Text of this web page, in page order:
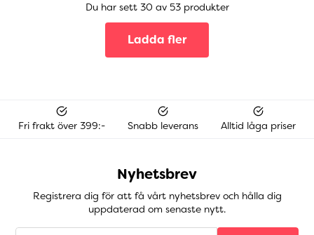
Du har sett 30 av 53 produkter
Ladda fler
Fri frakt över 399:- Snabb leverans Alltid låga priser
Nyhetsbrev
Registrera dig för att få vårt nyhetsbrev och hålla dig
uppdaterad om senaste nytt.